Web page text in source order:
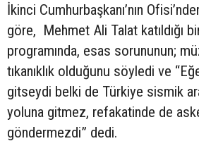
İkinci Cumhurbaşkanı’nın
göre, Mehmet Ali Talat katıldığı
programında, esas sorununun;
tıkanıklık olduğunu söyledi ve
gitseydi belki de Türkiye sismik
yoluna gitmez, refakatinde de
göndermezdi” dedi.